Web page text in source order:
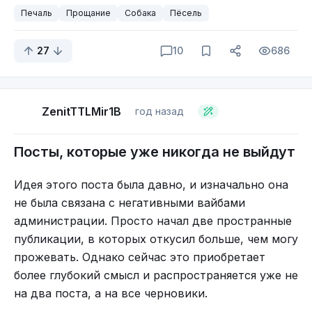
завершал бы историю Битлз, но как всегда
двадцатисекундной паузы проигрывается "Her
Abbey Road между "Mean Mr. Mustard"
и "Polythene Pam" , но позже Маккартни решил
убрать её. Однако звукорежиссёру Джону
Керландеру было приказано никогда не
выбрасывать записи The Beatles, поэтому он
вставил её в конецAbbey Road и добавил перед
ней двадцать секунд тишины. Получилось так,
что шутливая ода смягчила серьезность и
величие «The End».
возможности сбегал. Иногда вышибая двери) А
такая)
Печаль Прощание Собака Пёсель
27 10 686
ZenitTTLMir1B год назад
Посты, которые уже никогда не выйдут
Идея этого поста была давно, и изначально она
не была связана с негативными вайбами
администрации. Просто начал две пространные
публикации, в которых откусил больше, чем могу
прожевать. Однако сейчас это приобретает
более глубокий смысл и распространяется уже не
на два поста, а на все черновики.